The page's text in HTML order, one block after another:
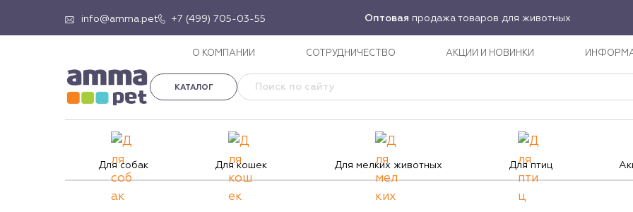
info@amma.pet +7 (499) 705-03-55 Оптовая продажа товаров для животных
О КОМПАНИИ СОТРУДНИЧЕСТВО АКЦИИ И НОВИНКИ
КАТАЛОГ
Для собак Для кошек Для мелких животных Для птиц